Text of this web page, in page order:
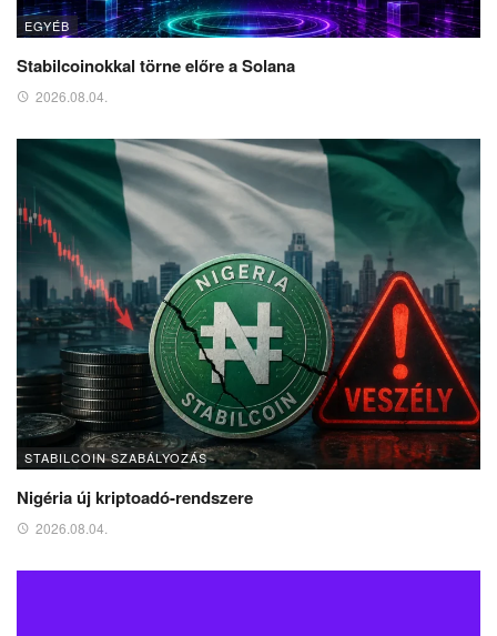
EGYÉB
Stabilcoinokkal törne előre a Solana
2026.08.04.
STABILCOIN SZABÁLYOZÁS
Nigéria új kriptoadó-rendszere
2026.08.04.